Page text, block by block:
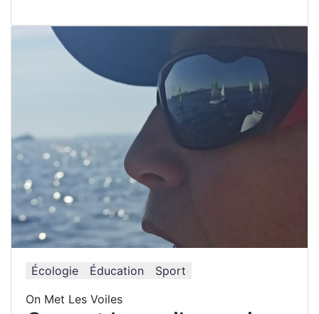
Écologie Éducation
Sport
On Met Les Voiles